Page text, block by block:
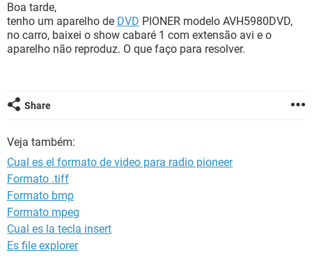
GUIA DE COMPRAS
INSTAGRAM GMAIL
GUIA DE COMPRAS
CELULAR
OUTLOOK EXCEL
INSTAGRAM GMAIL
Boa tarde,
tenho um aparelho de DVD PIONER modelo AVH5980DVD,
no carro, baixei o show cabaré 1 com extensão avi e o
aparelho não reproduz. O que faço para resolver.
Share
Veja também:
Cual es el formato de video para radio pioneer
Formato .tiff
Formato bmp
Formato mpeg
Cual es la tecla insert
Es file explorer